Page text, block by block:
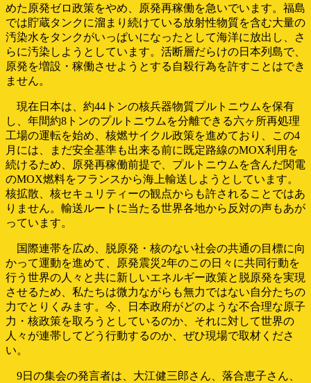
めた原発ゼロ政策をやめ、原発再稼働を急いでいます。福島
では貯蔵タンクに溜まり続けている放射性物質を含む大量の
汚染水をタンクがいっぱいになったとして海洋に放出し、さ
らに汚染しようとしています。活断層だらけの日本列島で、
原発を増設・稼働させようとする自殺行為を許すことはでき
ません。
現在日本は、約44トンの核兵器物質プルトニウムを保有
し、年間約8トンのプルトニウムを分離できる六ヶ所再処理
工場の運転を始め、核燃サイクル政策を進めており、この4
月には、まだ安全基準も出来る前に既定路線のMOX利用を
続けるため、原発再稼働前提で、プルトニウムを含んだ関電
のMOX燃料をフランスから海上輸送しようとしています。
核拡散、核セキュリティーの観点からも許されることではあ
りません。輸送ルートに当たる世界各地から反対の声もあが
っています。
国際連帯を広め、脱原発・核のない社会の共通の目標に向
かって運動を進めて、原発震災2年のこの日々に共同行動を
行う世界の人々と共に新しいエネルギー政策と脱原発を実現
させるため、私たちは微力ながらも無力ではない自分たちの
力でとりくみます。今、日本政府がどのような不合理な原子
力・核政策を取ろうとしているのか、それに対して世界の
人々が連帯してどう行動するのか、ぜひ現場で取材くださ
い。
9日の集会の発言者は、大江健三郎さん、落合恵子さん、